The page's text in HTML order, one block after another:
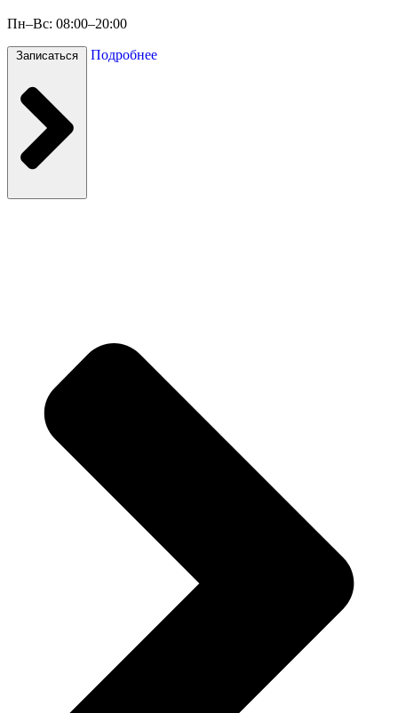
Пн–Вс: 08:00–20:00
Записаться Подробнее